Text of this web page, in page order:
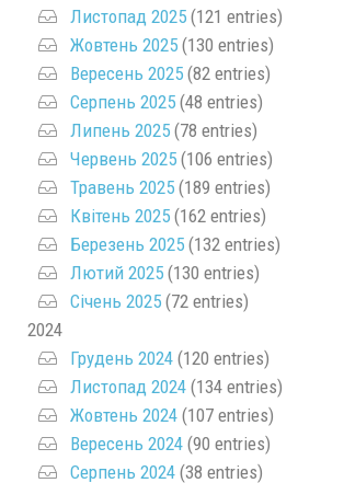
Листопад 2025 (121 entries)
Жовтень 2025 (130 entries)
Вересень 2025 (82 entries)
Серпень 2025 (48 entries)
Липень 2025 (78 entries)
Червень 2025 (106 entries)
Травень 2025 (189 entries)
Квітень 2025 (162 entries)
Березень 2025 (132 entries)
Лютий 2025 (130 entries)
Січень 2025 (72 entries)
2024
Грудень 2024 (120 entries)
Листопад 2024 (134 entries)
Жовтень 2024 (107 entries)
Вересень 2024 (90 entries)
Серпень 2024 (38 entries)